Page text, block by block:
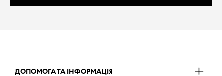
ДОПОМОГА ТА ІНФОРМАЦІЯ